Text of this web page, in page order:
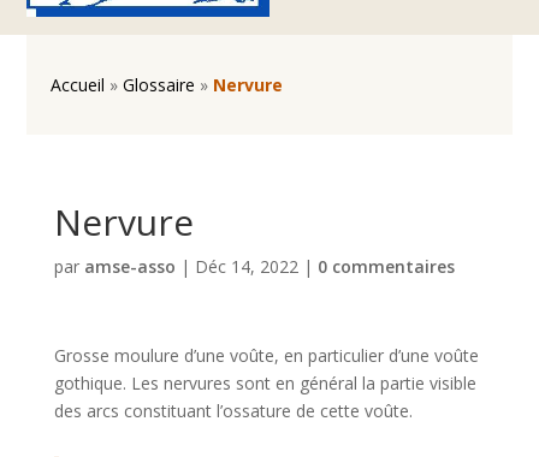
Accueil »Glossaire » Nervure
Nervure
par amse-asso | Déc 14, 2022| 0 commentaires
Grosse moulure d’une voûte, en particulier d’une voûte
gothique. Les nervures sont en général la partie visible
des arcs constituant l’ossature de cette voûte.